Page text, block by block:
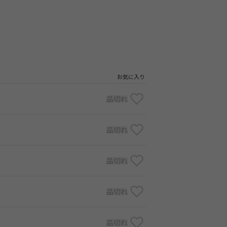
お気に入り
品切れ
品切れ
品切れ
品切れ
品切れ